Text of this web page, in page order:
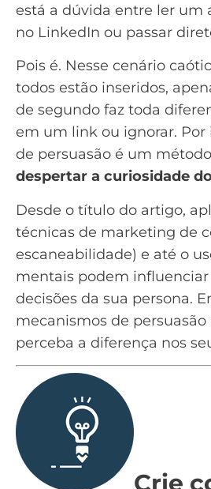
está a dúvida entre ler um
no LinkedIn ou passar
Pois é. Nesse cenário
todos estão inseridos,
de segundo faz toda
em um link ou ignorar. Por
de persuasão é um
despertar a curiosidade
Desde o título do artigo,
técnicas de marketing de
escaneabilidade) e até o
mentais podem
decisões da sua persona.
mecanismos de
perceba a diferença nos
Crie